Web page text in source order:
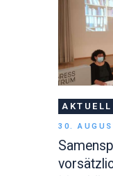
AKTUELL
30.